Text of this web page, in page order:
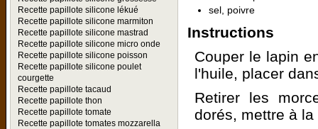
Recette papillote silicone lékué
Recette papillote silicone marmiton
Recette papillote silicone mastrad
Recette papillote silicone micro onde
Recette papillote silicone poisson
Recette papillote silicone poulet
courgette
Recette papillote tacaud
Recette papillote thon
Recette papillote tomate
Recette papillote tomates mozzarella
sel, poivre
Instructions
Couper le lapin
l'huile, placer
Retirer les
dorés, mettre à